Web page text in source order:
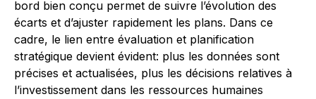
bord bien conçu permet de suivre l’évolution des
écarts et d’ajuster rapidement les plans. Dans ce
cadre, le lien entre évaluation et planification
stratégique devient évident: plus les données sont
précises et actualisées, plus les décisions relatives à
l’investissement dans les ressources humaines